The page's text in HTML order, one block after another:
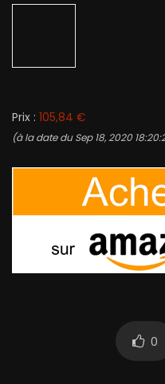
Prix : 105,84 €
(à la date du Sep 18, 2020
0